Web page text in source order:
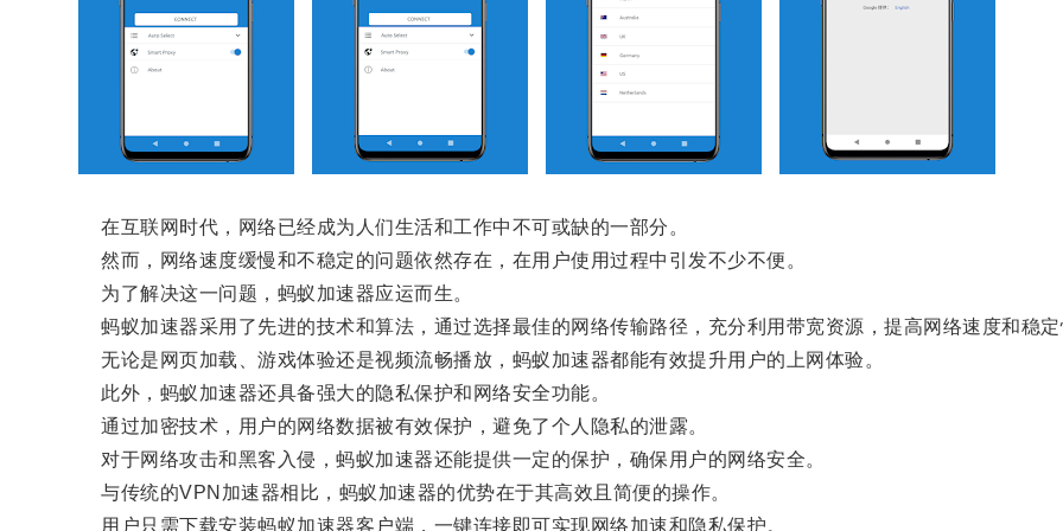
在互联网时代，网络已经成为人们生活和工作中不可或缺的一部分。
然而，网络速度缓慢和不稳定的问题依然存在，在用户使用过程中引发不少不便。
为了解决这一问题，蚂蚁加速器应运而生。
蚂蚁加速器采用了先进的技术和算法，通过选择最佳的网络传输路径，充分利用带宽资源，提高网络速度和稳
无论是网页加载、游戏体验还是视频流畅播放，蚂蚁加速器都能有效提升用户的上网体验。
此外，蚂蚁加速器还具备强大的隐私保护和网络安全功能。
通过加密技术，用户的网络数据被有效保护，避免了个人隐私的泄露。
对于网络攻击和黑客入侵，蚂蚁加速器还能提供一定的保护，确保用户的网络安全。
与传统的VPN加速器相比，蚂蚁加速器的优势在于其高效且简便的操作。
用户只需下载安装蚂蚁加速器客户端，一键连接即可实现网络加速和隐私保护。